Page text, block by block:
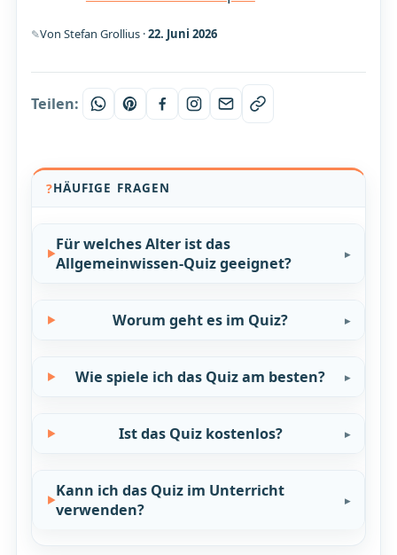
Von Stefan Grollius ·22. Juni 2026
Teilen:
HÄUFIGE FRAGEN
Für welches Alter ist das
Allgemeinwissen-Quiz geeignet?
Worum geht es im Quiz?
Wie spiele ich das Quiz am besten?
Ist das Quiz kostenlos?
Kann ich das Quiz im Unterricht
verwenden?